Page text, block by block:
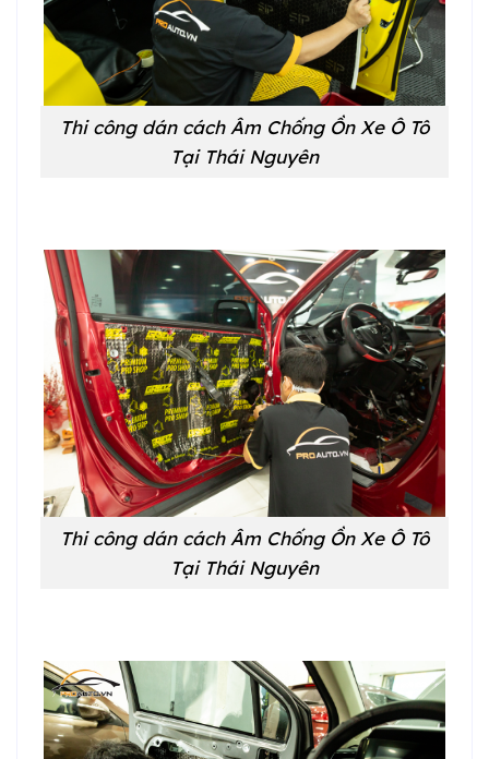
Thi công dán cách Âm Chống Ồn Xe Ô Tô
Tại Thái Nguyên
Thi công dán cách Âm Chống Ồn Xe Ô Tô
Tại Thái Nguyên